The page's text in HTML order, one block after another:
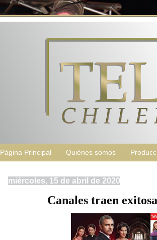
Página Principal Quiénes somos
miércoles, 15 de abril de 2020
Canales traen